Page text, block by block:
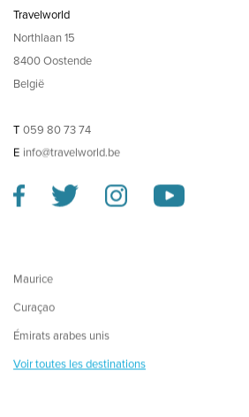
Travelworld
Northlaan 15
8400 Oostende
België
T 059 80 73 74
E info@travelworld.be
Maurice
Curaçao
Émirats arabes unis
Voir toutes les destinations